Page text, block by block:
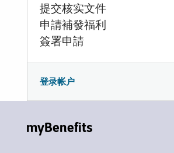
提交核实文件
申請補發福利
簽署申請
登录帐户
myBenefits